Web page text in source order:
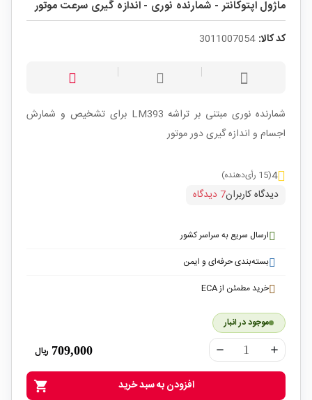
ماژول اپتوکانتر - شمارنده نوری - اندازه گیری سرعت موتور
کد کالا: 3011007054
شمارنده نوری مبتنی بر تراشه LM393 برای تشخیص و شمارش
اجسام و اندازه گیری دور موتور
4(15 رأی‌دهنده)
دیدگاه کاربران7 دیدگاه
ارسال سریع به سراسر کشور
بسته‌بندی حرفه‌ای و ایمن
خرید مطمئن از ECA
موجود در انبار
remove add
709,000 ریال
shopping_cart افزودن به سبد خرید